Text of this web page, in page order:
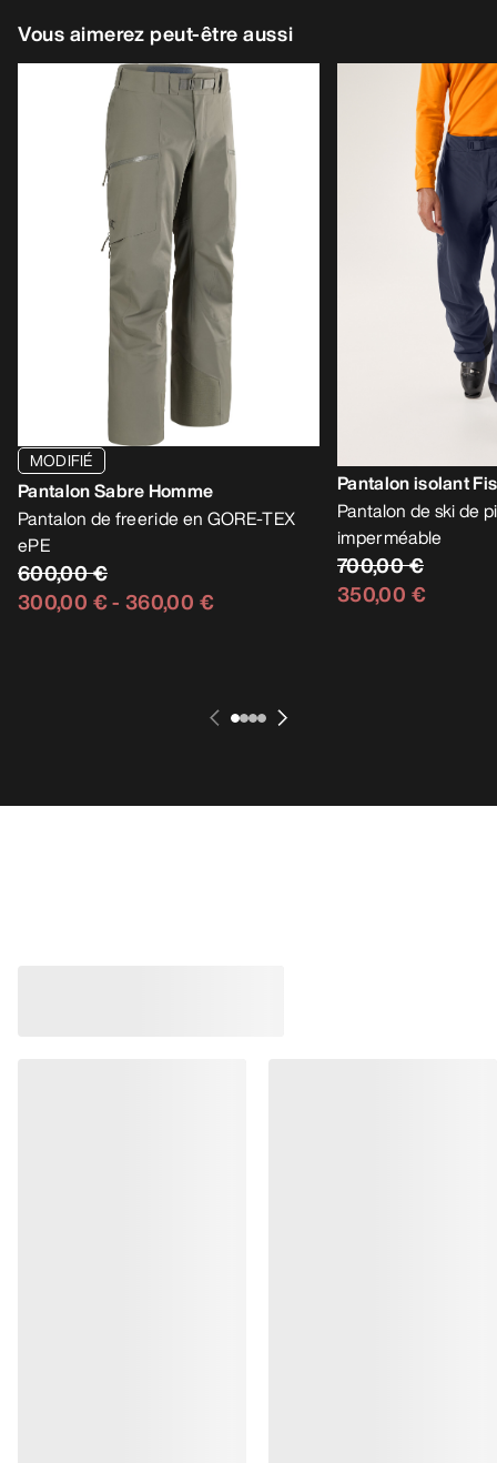
Vous aimerez peut-être aussi
MODIFIÉ
Pantalon Sabre Homme
Pantalon de freeride en GORE-TEX
ePE
600,00 €
300,00 €- 360,00 €
Pantalon isolant
Pantalon de ski de
imperméable
700,00 €
350,00 €